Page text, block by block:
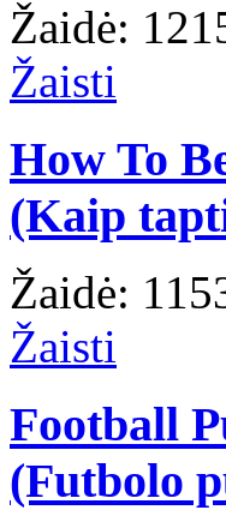
Žaidė:
Žaisti
How To
(Kaip
Žaidė:
Žaisti
Football
(Futbolo